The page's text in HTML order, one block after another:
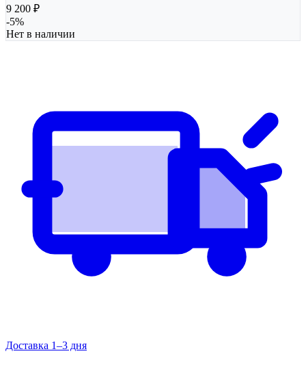
9 200 ₽
-5%
Нет в наличии
Доставка 1–3 дня